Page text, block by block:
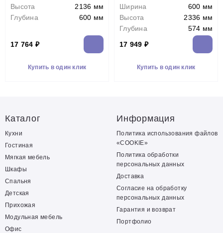
Высота
2136 мм
Глубина
600 мм
17 764 ₽
Купить в один клик
Ширина
600 мм
Высота
2336 мм
Глубина
574 мм
17 949 ₽
Купить в один клик
Каталог
Кухни
Гостиная
Мягкая мебель
Шкафы
Спальня
Детская
Прихожая
Модульная мебель
Офис
Информация
Политика использования файлов
«COOKIE»
Политика обработки
персональных данных
Доставка
Согласие на обработку
персональных данных
Гарантия и возврат
Портфолио